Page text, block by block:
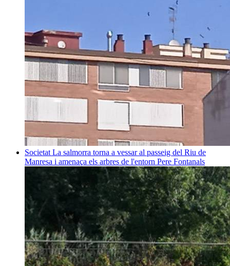
Societat La salmorra torna a vessar al passeig del Riu de
Manresa i amenaça els arbres de l'entorn Pere Fontanals